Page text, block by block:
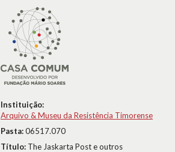
Instituição:
Arquivo & Museu da Resistência Timorense
Pasta:06517.070
Título: The Jaskarta Post e outros